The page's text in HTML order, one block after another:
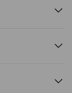
Hectorite,